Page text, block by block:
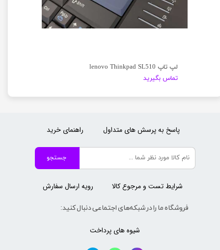
لپ تاپ lenovo Thinkpad SL510
تماس بگیرید
جستجو
فروشگاه ما را در شبکه‌های اجتماعی دنبال کنید:
رویه ارسال سفارش
راهنمای خرید
شیوه های پرداخت
پاسخ به پرسش های متداول
شرایط تست و مرجوع کالا